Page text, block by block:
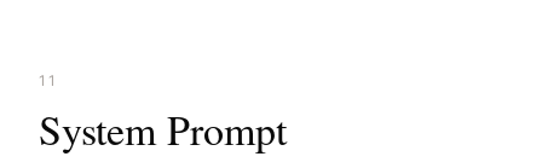
11
System Prompt